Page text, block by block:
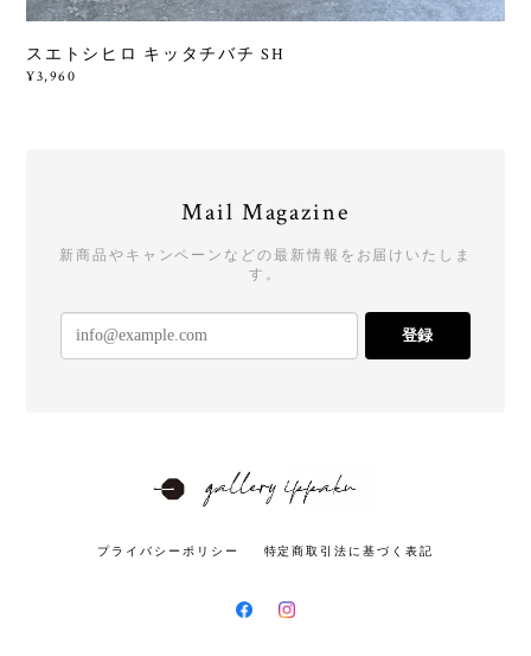
スエトシヒロ キッタチバチ SH
¥3,960
Mail Magazine
新商品やキャンペーンなどの最新情報をお届けいたしま
す。
登録
プライバシーポリシー 特定商取引法に基づく表記